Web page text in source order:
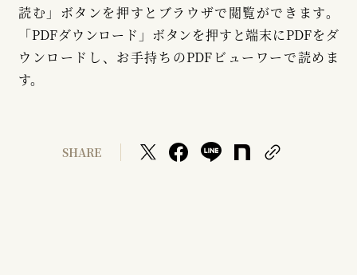
読む」ボタンを押すとブラウザで閲覧ができます。
「PDFダウンロード」ボタンを押すと端末にPDFをダ
ウンロードし、お手持ちのPDFビューワーで読めま
す。
SHARE